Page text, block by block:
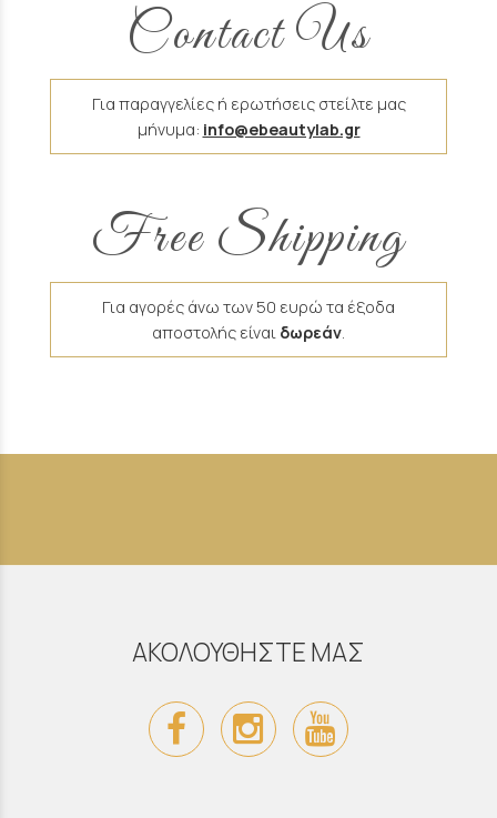
Contact Us
Για παραγγελίες ή ερωτήσεις στείλτε μας
μήνυμα: info@ebeautylab.gr
Free Shipping
Για αγορές άνω των 50 ευρώ τα έξοδα
αποστολής είναι δωρεάν
ΑΚΟΛΟΥΘΗΣΤΕ ΜΑΣ